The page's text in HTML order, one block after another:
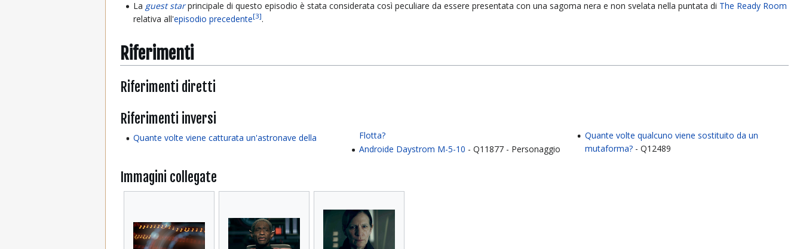
La guest starprincipale di questo episodio è stata considerata così peculiare da essere presentata con una sagoma nera e non svelata nella puntata di The Ready Room
relativa all'episodio precedente[3].
Riferimenti
Riferimenti diretti
Riferimenti inversi
Quante volte viene catturata un'astronave della
Flotta?
Androide Daystrom M-5-10 - Q11877 - Personaggio
Quante volte qualcuno viene sostituito da un
mutaforma?- Q12489
Immagini collegate